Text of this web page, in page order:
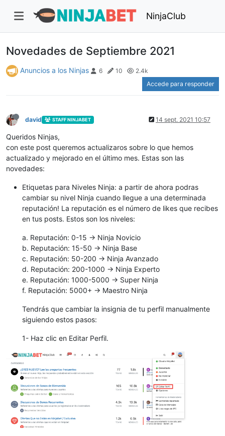
NinjaClub
Novedades de Septiembre 2021
Anuncios a los Ninjas 6 10
2.4k
Accede para responder
david STAFF NINJABET 14 sept. 2021 10:57
Queridos Ninjas,
con este post queremos actualizaros sobre lo que hemos
actualizado y mejorado en el último mes. Estas son las
novedades:
Etiquetas para Niveles Ninja: a partir de ahora podras
cambiar su nivel Ninja cuando llegue a una determinada
reputación! La reputación es el número de likes que recibes
en tus posts. Estos son los niveles:
a. Reputación: 0-15 -> Ninja Novicio
b. Reputación: 15-50 -> Ninja Base
c. Reputación: 50-200 -> Ninja Avanzado
d. Reputación: 200-1000 -> Ninja Experto
e. Reputación: 1000-5000 -> Super Ninja
f. Reputación: 5000+ -> Maestro Ninja
Tendrás que cambiar la insignia de tu perfil manualmente
siguiendo estos pasos:
1- Haz clic en Editar Perfil.